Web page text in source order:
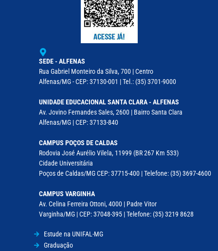
SEDE - ALFENAS
Rua Gabriel Monteiro da Silva, 700 | Centro
Alfenas/MG - CEP: 37130-001 | Tel.: (35) 3701-9000
UNIDADE EDUCACIONAL SANTA CLARA - ALFENAS
Av. Jovino Fernandes Sales, 2600 | Bairro Santa Clara
Alfenas/MG | CEP: 37133-840
CAMPUS POÇOS DE CALDAS
Rodovia José Aurélio Vilela, 11999 (BR 267 Km 533)
Cidade Universitária
Poços de Caldas/MG CEP: 37715-400 | Telefone: (35) 3697-4600
CAMPUS VARGINHA
Av. Celina Ferreira Ottoni, 4000 | Padre Vitor
Varginha/MG | CEP: 37048-395 | Telefone: (35) 3219 8628
Estude na UNIFAL-MG
Graduação